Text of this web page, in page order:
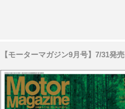
【モーターマガジン9月号】7/31発売